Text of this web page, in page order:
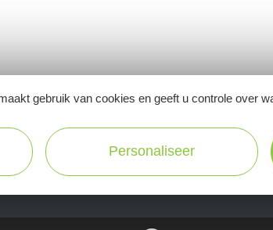
Ne manquez pas notre newsletter
inspirer pour profiter pleinement de
gebruik van cookies en geeft u controle over
Personaliseer